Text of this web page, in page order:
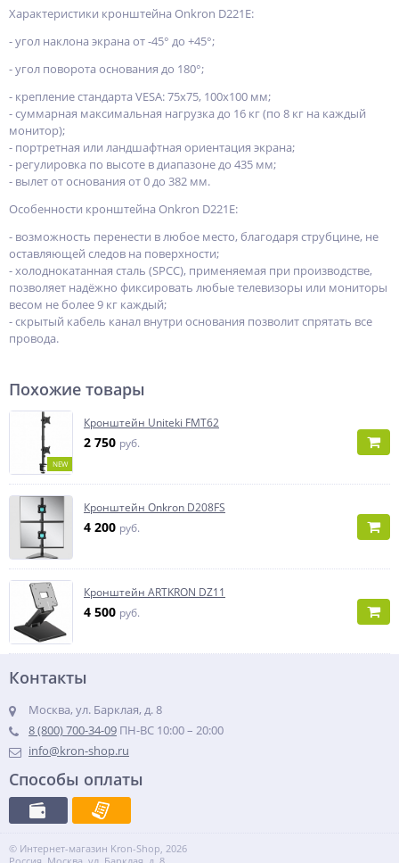
Характеристики кронштейна Onkron D221E:
- угол наклона экрана от -45° до +45°;
- угол поворота основания до 180°;
- крепление стандарта VESA: 75x75, 100x100 мм;
- суммарная максимальная нагрузка до 16 кг (по 8 кг на каждый
монитор);
- портретная или ландшафтная ориентация экрана;
- регулировка по высоте в диапазоне до 435 мм;
- вылет от основания от 0 до 382 мм.
Особенности кронштейна Onkron D221E:
- возможность перенести в любое место, благодаря струбцине, не
оставляющей следов на поверхности;
- холоднокатанная сталь (SPCC), применяемая при производстве,
позволяет надёжно фиксировать любые телевизоры или мониторы
весом не более 9 кг каждый;
- скрытый кабель канал внутри основания позволит спрятать все
провода.
Похожие товары
NEW
Кронштейн Uniteki FMT62
2 750 руб.
Кронштейн Onkron D208FS
4 200 руб.
Кронштейн ARTKRON DZ11
4 500 руб.
Контакты
Москва, ул. Барклая, д. 8
8 (800) 700-34-09 ПН-ВС 10:00 – 20:00
info@kron-shop.ru
Способы оплаты
© Интернет-магазин Kron-Shop, 2026